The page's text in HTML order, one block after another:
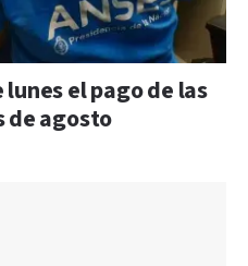
el pago de las
de agosto